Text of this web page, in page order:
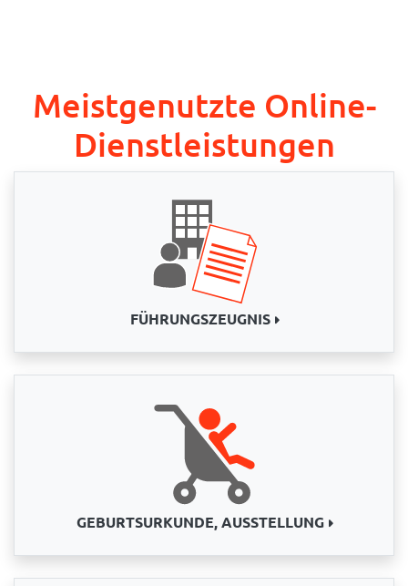
Meistgenutzte Online-
Dienstleistungen
FÜHRUNGSZEUGNIS
GEBURTSURKUNDE, AUSSTELLUNG